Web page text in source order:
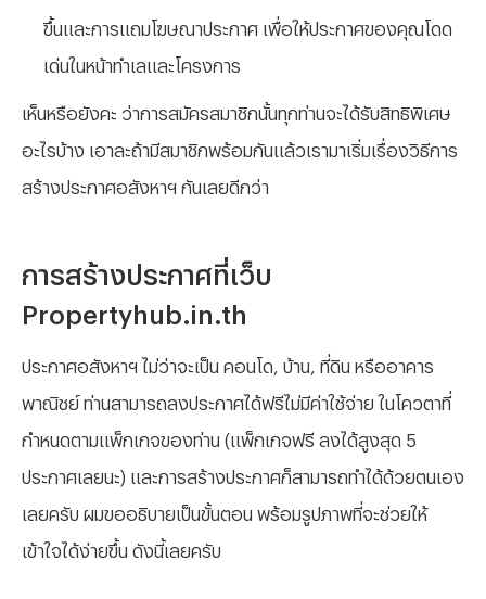
ขึ้นและการแถมโฆษณาประกาศ เพื่อให้ประกาศของคุณโดด
เด่นในหน้าทำเลและโครงการ
เห็นหรือยังคะ ว่าการสมัครสมาชิกนั้นทุกท่านจะได้รับสิทธิพิเศษ
อะไรบ้าง เอาละถ้ามีสมาชิกพร้อมกันแล้วเรามาเริ่มเรื่องวิธีการ
สร้างประกาศอสังหาฯ กันเลยดีกว่า
การสร้างประกาศที่เว็บ
Propertyhub.in.th
ประกาศอสังหาฯ ไม่ว่าจะเป็น คอนโด, บ้าน, ที่ดิน หรืออาคาร
พาณิชย์ ท่านสามารถลงประกาศได้ฟรีไม่มีค่าใช้จ่าย ในโควตาที่
กำหนดตามแพ็กเกจของท่าน (แพ็กเกจฟรี ลงได้สูงสุด 5
ประกาศเลยนะ) และการสร้างประกาศก็สามารถทำได้ด้วยตนเอง
เลยครับ ผมขออธิบายเป็นขั้นตอน พร้อมรูปภาพที่จะช่วยให้
เข้าใจได้ง่ายขึ้น ดังนี้เลยครับ